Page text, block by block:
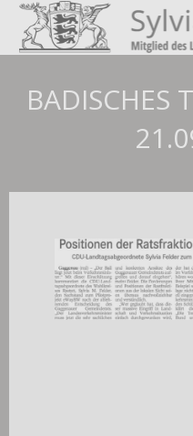
BADISCHES